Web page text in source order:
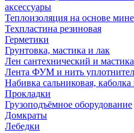
аксессуары
Теплоизоляция на основе
Техпластина резиновая
Герметики
Грунтовка, мастика и лак
Лен сантехнический и мастика
Лента ФУМ и нить
Набивка сальниковая,
Прокладки
Грузоподъёмное оборудование
Домкраты
Лебедки